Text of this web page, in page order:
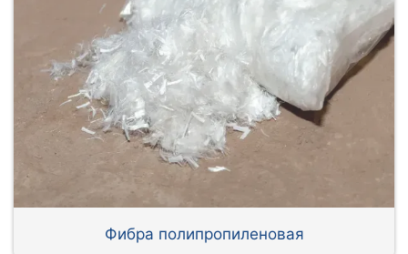
Фибра полипропиленовая